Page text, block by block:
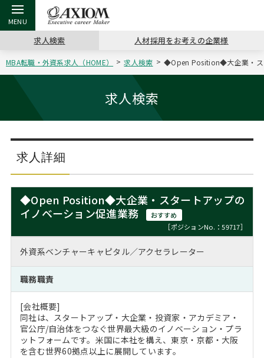
戻る
アクシアムの特長
戻る
コンサ
サービス案内
戻る
キャリ
コンサルタントの紹介
戻る
キャリア支援 TOP
キャリアデザイン講座
（最新求人市場動向）
戻る
MBAの
ステージ別アドバイス
MBAの転職事例
MBA留学生数の推移
戻る
日本か
インターン受入企業一覧
MBAを生かす求人特集
年齢と年収の相関図
戻る
転職ツール TOP
英文レジュメの書き方
戻る
パワー
職務経歴書の書き方
よくある面接Q&A集
戻る
転職コラム TOP
“展”職相談室
転職市場の明日をよめ
転職成功への4つの鍵
注目企業インタビュー
戻る
イベント・セミナー TOP
ジョブフェア
キャリアデザインセミナー
キャリアフォーラム
Career Talk Live
MBA NETWORKING
戻る
会社概要 TOP
沿革
主なクライアント
採用情報
ニュースリリース
求人検索 人材採用をお考えの企業様
MBA転職・外資系求人（HOME） 求人検索 ◆Open Position◆大企業・ス
求人検索
求人詳細
◆Open Position◆大企業・スタートアップの
イノベーション促進業務
おすすめ
［ポジションNo.：59717］
外資系ベンチャーキャピタル／アクセラレーター
職務職責
[会社概要]
同社は、スタートアップ・大企業・投資家・アカデミア・
官公庁/自治体をつなぐ世界最大級のイノベーション・プラ
ットフォームです。米国に本社を構え、東京・京都・大阪
を含む世界60拠点以上に展開しています。